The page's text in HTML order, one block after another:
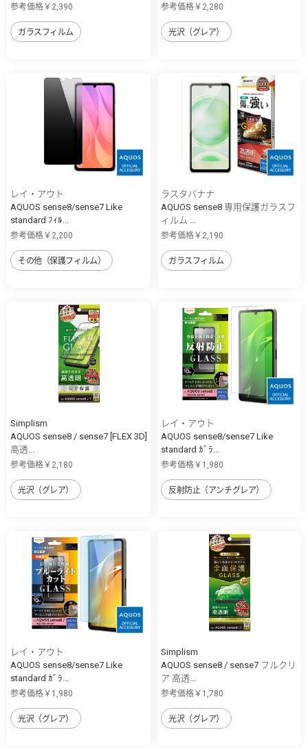
参考価格￥2,390
ガラスフィルム
参考価格￥2,280
光沢（グレア）
レイ・アウト
AQUOS sense8/sense7 Like
standard ﾌｨﾙ...
参考価格￥2,200
その他（保護フィルム）
ラスタバナナ
AQUOS sense8 専用保護ガラスフ
ィルム ...
参考価格￥2,190
ガラスフィルム
Simplism
AQUOS sense8 / sense7 [FLEX 3D]
高透...
参考価格￥2,180
光沢（グレア）
レイ・アウト
AQUOS sense8/sense7 Like
standard ｶﾞﾗ...
参考価格￥1,980
反射防止（アンチグレア）
レイ・アウト
AQUOS sense8/sense7 Like
standard ｶﾞﾗ...
参考価格￥1,980
光沢（グレア）
Simplism
AQUOS sense8 / sense7 フルクリ
ア 高透...
参考価格￥1,780
光沢（グレア）